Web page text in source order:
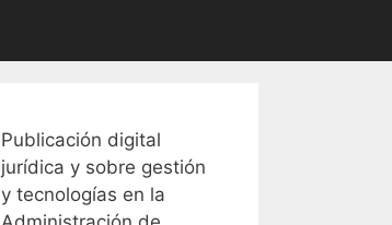
Publicación digital
jurídica y sobre gestión
y tecnologías en la